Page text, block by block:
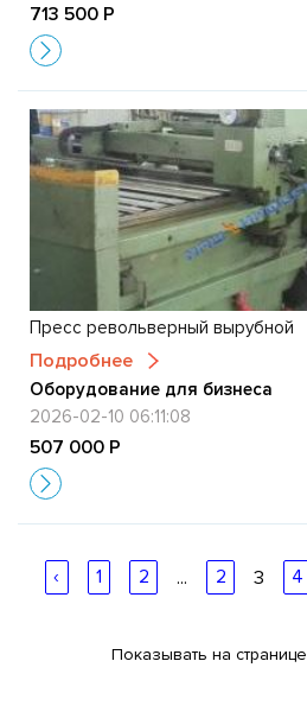
713 500 Р
Пресс револьверный вырубной
Подробнее
Оборудование для бизнеса
2026-02-10 06:11:08
507 000 Р
‹ 1 2 ... 2 3 4
Показывать на странице